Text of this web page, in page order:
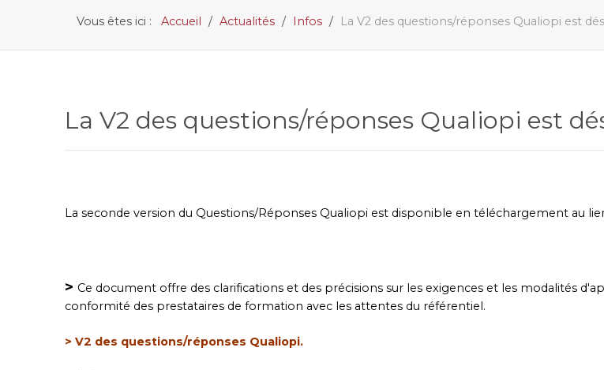
Vous êtes ici : Accueil Actualités Infos La V2 des questions/réponses Qualiopi est
La V2 des questions/réponses Qualiopi est
La seconde version du Questions/Réponses Qualiopi est disponible en téléchargement au
> Ce document offre des clarifications et des précisions sur les exigences et les modalités
conformité des prestataires de formation avec les attentes du référentiel.
> V2 des questions/réponses Qualiopi.